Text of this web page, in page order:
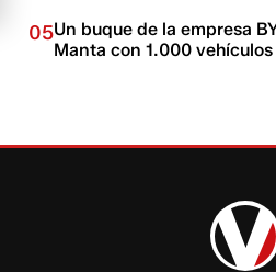
05Un buque de la empresa
Manta con 1.000 vehículos